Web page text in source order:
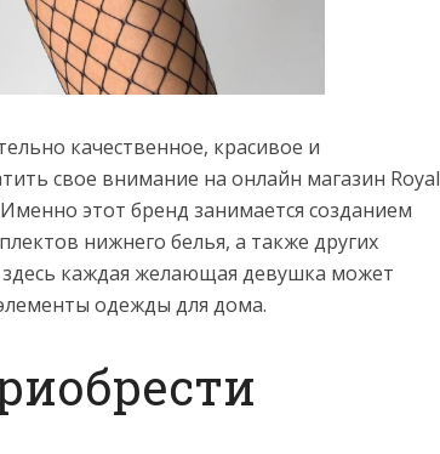
качественное, красивое и
свое внимание на онлайн магазин Royal
Именно этот бренд занимается созданием
нижнего белья, а также других
каждая желающая девушка может
одежды для дома.